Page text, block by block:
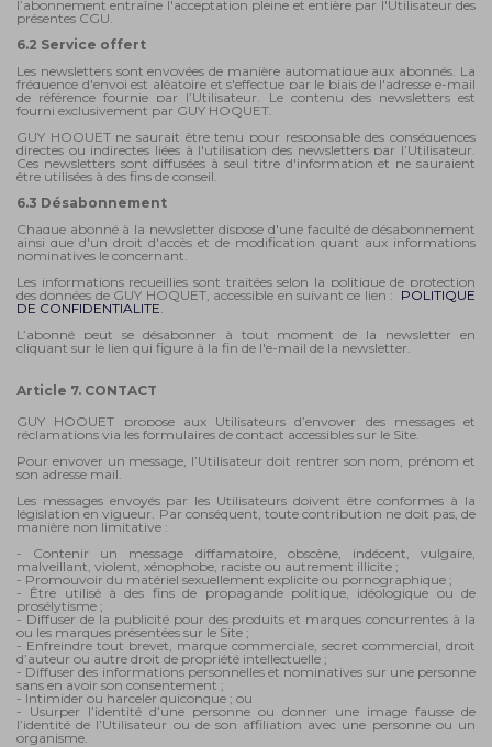
l’abonnement entraîne l'acceptation pleine et entière par l'Utilisateur des
présentes CGU.
6.2 Service offert
Les newsletters sont envoyées de manière automatique aux abonnés. La
fréquence d'envoi est aléatoire et s'effectue par le biais de l'adresse e-mail
de référence fournie par l’Utilisateur. Le contenu des newsletters est
fourni exclusivement par GUY HOQUET.
GUY HOQUET ne saurait être tenu pour responsable des conséquences
directes ou indirectes liées à l'utilisation des newsletters par l’Utilisateur.
Ces newsletters sont diffusées à seul titre d'information et ne sauraient
être utilisées à des fins de conseil.
6.3 Désabonnement
Chaque abonné à la newsletter dispose d'une faculté de désabonnement
ainsi que d'un droit d'accès et de modification quant aux informations
nominatives le concernant.
Les informations recueillies sont traitées selon la politique de protection
des données de GUY HOQUET, accessible en suivant ce lien : POLITIQUE
DE CONFIDENTIALITE.
L’abonné peut se désabonner à tout moment de la newsletter en
cliquant sur le lien qui figure à la fin de l'e-mail de la newsletter.
Article 7. CONTACT
GUY HOQUET propose aux Utilisateurs d’envoyer des messages et
réclamations via les formulaires de contact accessibles sur le Site.
Pour envoyer un message, l’Utilisateur doit rentrer son nom, prénom et
son adresse mail.
Les messages envoyés par les Utilisateurs doivent être conformes à la
législation en vigueur. Par conséquent, toute contribution ne doit pas, de
manière non limitative :
- Contenir un message diffamatoire, obscène, indécent, vulgaire,
malveillant, violent, xénophobe, raciste ou autrement illicite ;
- Promouvoir du matériel sexuellement explicite ou pornographique ;
- Être utilisé à des fins de propagande politique, idéologique ou de
prosélytisme ;
- Diffuser de la publicité pour des produits et marques concurrentes à la
ou les marques présentées sur le Site ;
- Enfreindre tout brevet, marque commerciale, secret commercial, droit
d’auteur ou autre droit de propriété intellectuelle ;
- Diffuser des informations personnelles et nominatives sur une personne
sans en avoir son consentement ;
- Intimider ou harceler quiconque ; ou
- Usurper l’identité d’une personne ou donner une image fausse de
l’identité de l’Utilisateur ou de son affiliation avec une personne ou un
organisme.